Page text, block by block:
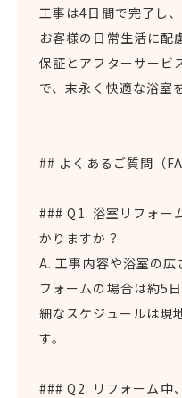
工事は4日間で完了し
お客様の日常生活に配
保証とアフターサービ
で、末永く快適な浴室
## よくあるご質問（
### Q1. 浴室リフォー
かりますか？
A. 工事内容や浴室の広
フォームの場合は約5
細なスケジュールは現
す。
### Q2. リフォーム中